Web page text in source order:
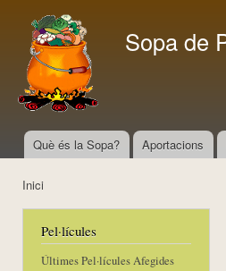
Sopa de
Menú principal
Què és la Sopa? Aportacions
Inici
Pel·lícules
Últimes Pel·lícules Afegides